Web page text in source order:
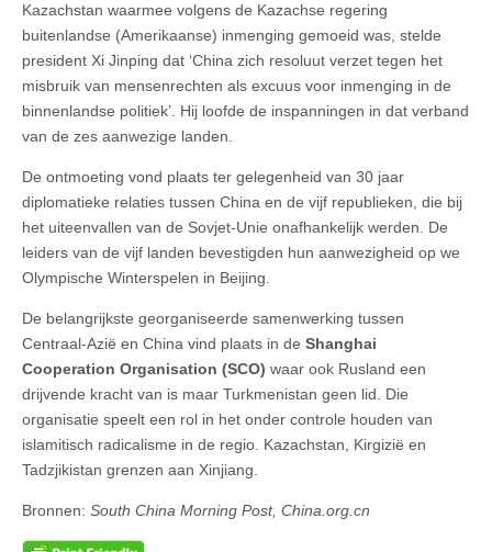
Kazachstan waarmee volgens de Kazachse regering
buitenlandse (Amerikaanse) inmenging gemoeid was, stelde
president Xi Jinping dat ‘China zich resoluut verzet tegen het
misbruik van mensenrechten als excuus voor inmenging in de
binnenlandse politiek’. Hij loofde de inspanningen in dat verband
van de zes aanwezige landen.
De ontmoeting vond plaats ter gelegenheid van 30 jaar
diplomatieke relaties tussen China en de vijf republieken, die bij
het uiteenvallen van de Sovjet-Unie onafhankelijk werden. De
leiders van de vijf landen bevestigden hun aanwezigheid op we
Olympische Winterspelen in Beijing.
De belangrijkste georganiseerde samenwerking tussen
Centraal-Azië en China vind plaats in de Shanghai
Cooperation Organisation (SCO) waar ook Rusland een
drijvende kracht van is maar Turkmenistan geen lid. Die
organisatie speelt een rol in het onder controle houden van
islamitisch radicalisme in de regio. Kazachstan, Kirgizië en
Tadzjikistan grenzen aan Xinjiang.
Bronnen: South China Morning Post, China.org.cn